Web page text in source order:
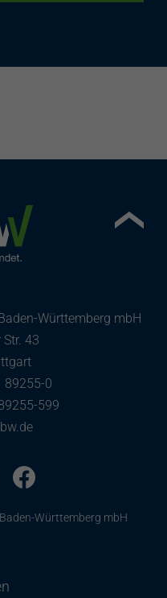
Württemberg mbH
43
89255-0
599
Württemberg mbH